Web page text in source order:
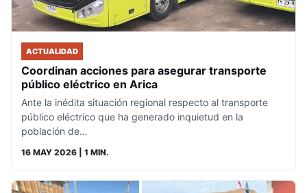
ACTUALIDAD
Coordinan acciones para asegurar transporte
público eléctrico en Arica
Ante la inédita situación regional respecto al transporte
público eléctrico que ha generado inquietud en la
población de…
16 MAY 2026 | 1 MIN.